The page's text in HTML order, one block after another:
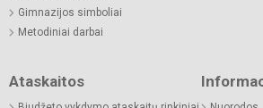
Gimnazijos simboliai
Metodiniai darbai
Ataskaitos